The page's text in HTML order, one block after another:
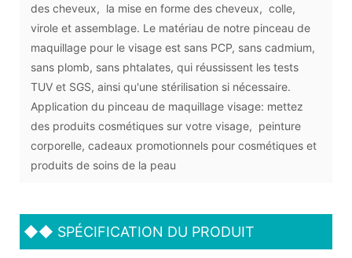
des cheveux, la mise en forme des cheveux, colle,
virole et assemblage. Le matériau de notre pinceau de
maquillage pour le visage est sans PCP, sans cadmium,
sans plomb, sans phtalates, qui réussissent les tests
TUV et SGS, ainsi qu'une stérilisation si nécessaire.
Application du pinceau de maquillage visage: mettez
des produits cosmétiques sur votre visage, peinture
corporelle, cadeaux promotionnels pour cosmétiques et
produits de soins de la peau
◆◆ SPÉCIFICATION DU PRODUIT